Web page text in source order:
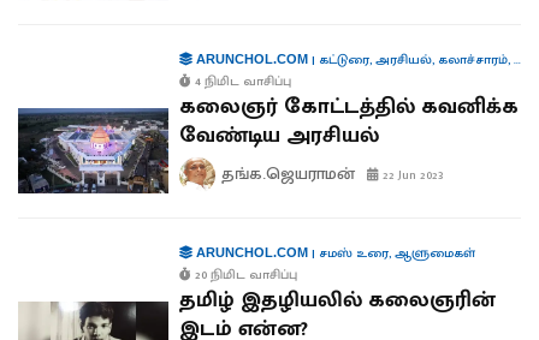
ARUNCHOL.COM| கட்டுரை,அரசியல், கலாச்சாரம்,
4 நிமிட வாசிப்பு
கலைஞர் கோட்டத்தில் கவனிக்க
வேண்டிய அரசியல்
தங்க.ஜெயராமன் 22 Jun 2023
ARUNCHOL.COM| சமஸ் உரை,ஆளுமைகள்
20 நிமிட வாசிப்பு
தமிழ் இதழியலில் கலைஞரின்
இடம் என்ன?